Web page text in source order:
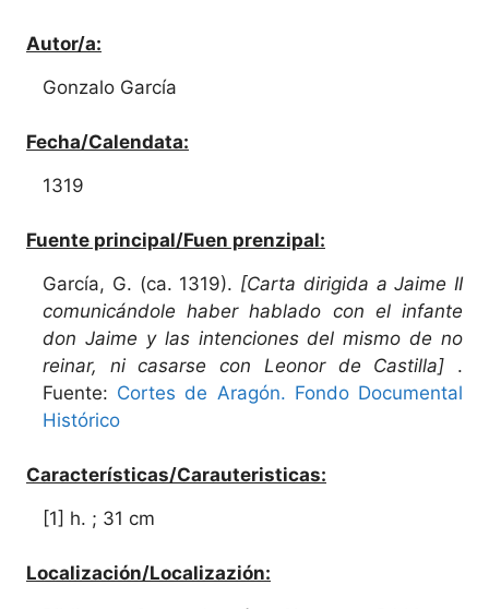
Autor/a:
Gonzalo García
Fecha/Calendata:
1319
Fuente principal/Fuen prenzipal:
García, G. (ca. 1319). [Carta dirigida a Jaime II
comunicándole haber hablado con el infante
don Jaime y las intenciones del mismo de no
reinar, ni casarse con Leonor de Castilla] .
Fuente: Cortes de Aragón. Fondo Documental
Histórico
Características/Carauteristicas:
[1] h. ; 31 cm
Localización/Localizazión: